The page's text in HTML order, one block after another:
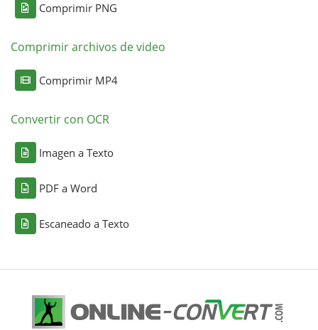
Comprimir PNG
Comprimir archivos de video
Comprimir MP4
Convertir con OCR
Imagen a Texto
PDF a Word
Escaneado a Texto